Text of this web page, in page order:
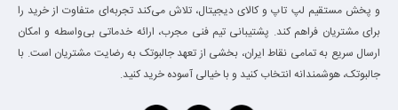
و پخش مستقیم لپ تاپ و کالای دیجیتال، تلاش می‌کند تجربه‌ای متفاوت از خرید را
برای مشتریان فراهم کند. پشتیبانی تیم فنی مجرب، ارائه خدماتی بی‌واسطه و امکان
ارسال سریع به تمامی نقاط ایران، بخشی از تعهد جالبوتک به رضایت مشتریان است. با
جالبوتک، هوشمندانه انتخاب کنید و با خیالی آسوده خرید کنید.